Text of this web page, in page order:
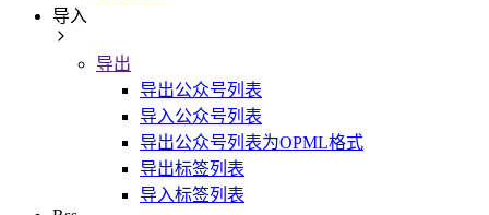
导入
导出
导出公众号列表
导入公众号列表
导出公众号列表为OPML格式
导出标签列表
导入标签列表